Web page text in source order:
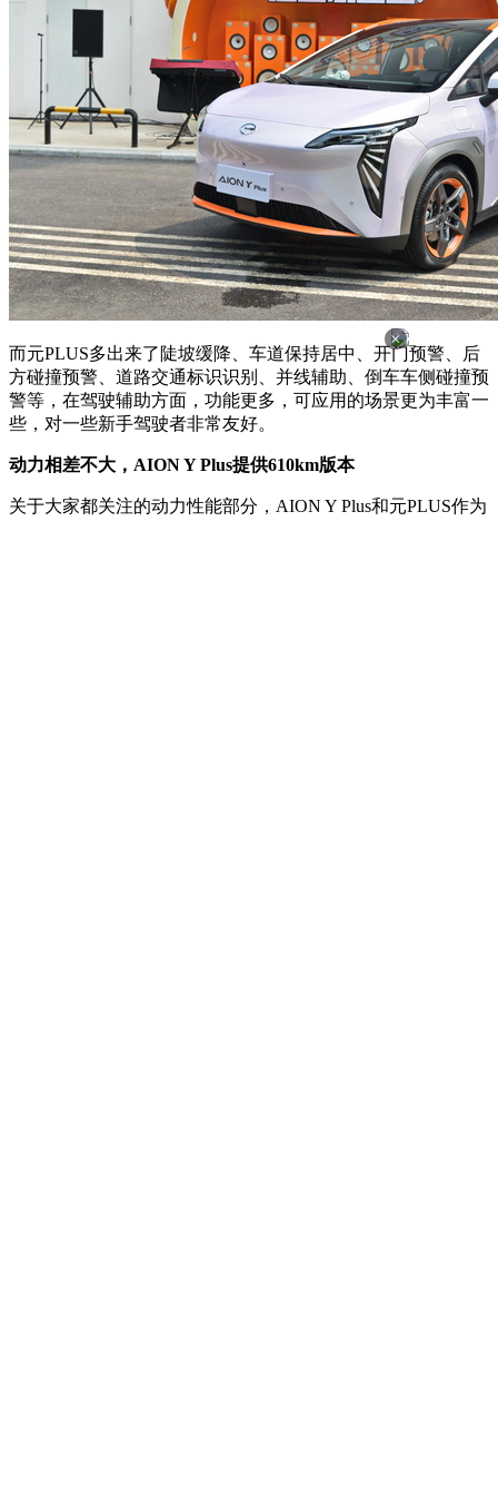
而元PLUS多出来了陡坡缓降、车道保持居中、开门预警、后
方碰撞预警、道路交通标识识别、并线辅助、倒车车侧碰撞预
警等，在驾驶辅助方面，功能更多，可应用的场景更为丰富一
些，对一些新手驾驶者非常友好。
动力相差不大，AION Y Plus提供610km版本
关于大家都关注的动力性能部分，AION Y Plus和元PLUS作为
×